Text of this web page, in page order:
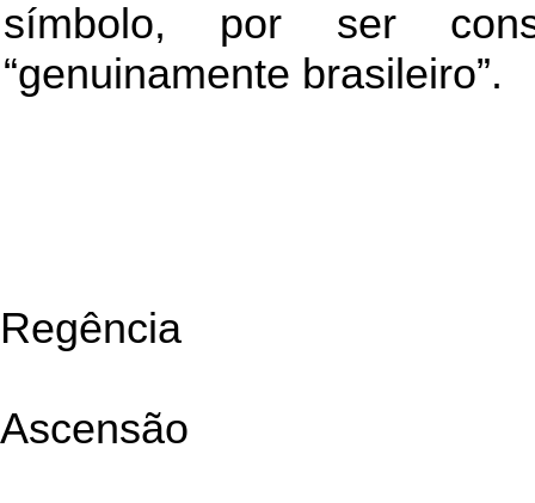
símbolo, por ser
“genuinamente brasileiro”.
Regência
Ascensão